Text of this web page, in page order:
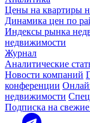
Цены на квартиры
Динамика цен по
Индексы рынка
недвижимости
Журнал
Аналитические
Новости компаний
конференции
недвижимости
Подписка на